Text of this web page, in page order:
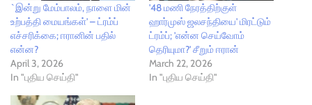
`இன்று மேம்பாலம், நாளை மின்
உற்பத்தி மையங்கள்' – ட்ரம்ப்
எச்சரிக்கை; ஈரானின் பதில்
என்ன?
April 3, 2026
In "புதிய செய்தி"
'48 மணி நேரத்திற்குள்
ஹார்முஸ் ஜலசந்தியை' மிரட்டும்
ட்ரம்ப்; 'என்ன செய்வோம்
தெரியுமா?' சீறும் ஈரான்
March 22, 2026
In "புதிய செய்தி"